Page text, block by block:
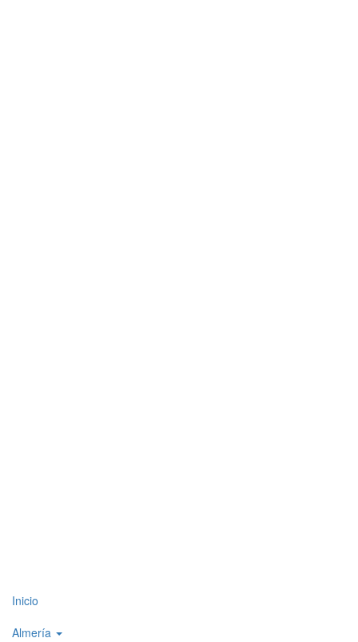
Top
level
Inicio
Almería